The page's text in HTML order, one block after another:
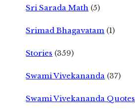
Sri Sarada Math (5)
Srimad Bhagavatam (1)
Stories (359)
Swami Vivekananda (37)
Swami Vivekananda Quotes